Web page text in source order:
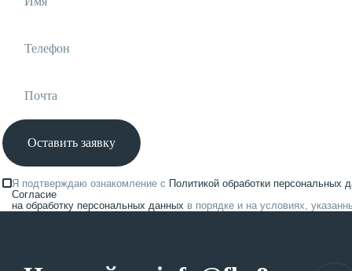
Оставить заявку
Я подтверждаю ознакомление с Политикой обработки персональных
Согласие
на обработку персональных данных в порядке и на условиях,